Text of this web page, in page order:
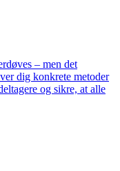
– men det
dig konkrete metoder
og sikre, at alle